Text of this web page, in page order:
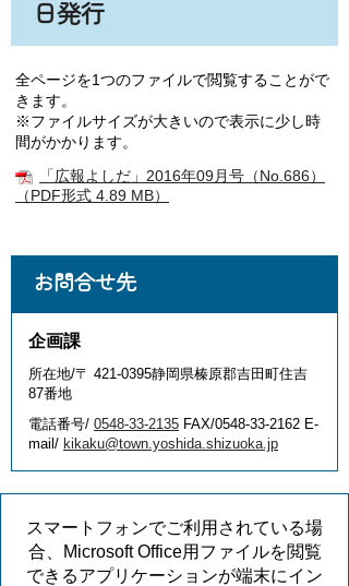
日発行
全ページを1つのファイルで閲覧することがで
きます。
※ファイルサイズが大きいので表示に少し時
間がかかります。
「広報よしだ」2016年09月号（No.686）
（PDF形式 4.89 MB）
よ
し
だ」
年
08
号
（No.685）
4.72
MB）
よ
し
だ」
年
08
号
（No.685）
4.72
MB）
よ
し
だ」
年
08
号
（No.685）
4.72
MB）
お問合せ先
企画課
所在地/〒 421-0395静岡県榛原郡吉田町住吉
87番地
電話番号/ 0548-33-2135 FAX/0548-33-2162 E-
mail/ kikaku@town.yoshida.shizuoka.jp
スマートフォンでご利用されている場
合、Microsoft Office用ファイルを閲覧
できるアプリケーションが端末にイン